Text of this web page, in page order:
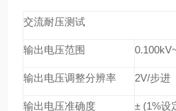
交流耐压测试
输出电压范围
输出电压调整分辨率 2V/步进
输出电压准确度 ± (1%设